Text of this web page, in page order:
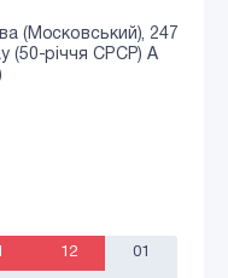
(Московський), 247
(50-річчя СРСР) А
12 01